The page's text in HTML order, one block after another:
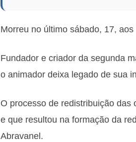
Morreu no último sábado, 17,
Fundador e criador da segunda
o animador deixa legado de sua
O processo de redistribuição
e que resultou na formação da
Abravanel.